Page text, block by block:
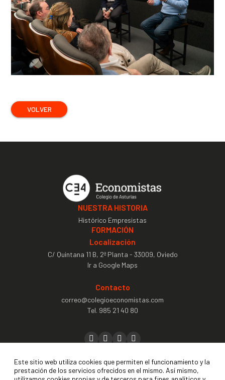
VOLVER
NUESTRA HISTORIA
Histórico Empresistas
FORMACIÓN
Localización
C/ Quintana 11 B, 2ª Planta - 33009, Oviedo
Ir a Google Maps
Contacto
correo@colegioeconomistas.com
Tel. 985 21 40 80
Colegiación
Este sitio web utiliza cookies que permiten el funcionamiento y la
prestación de los servicios ofrecidos en el mismo. Así mismo,